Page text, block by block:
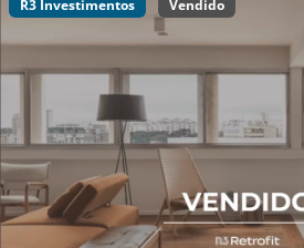
R3 Investimentos Vendido